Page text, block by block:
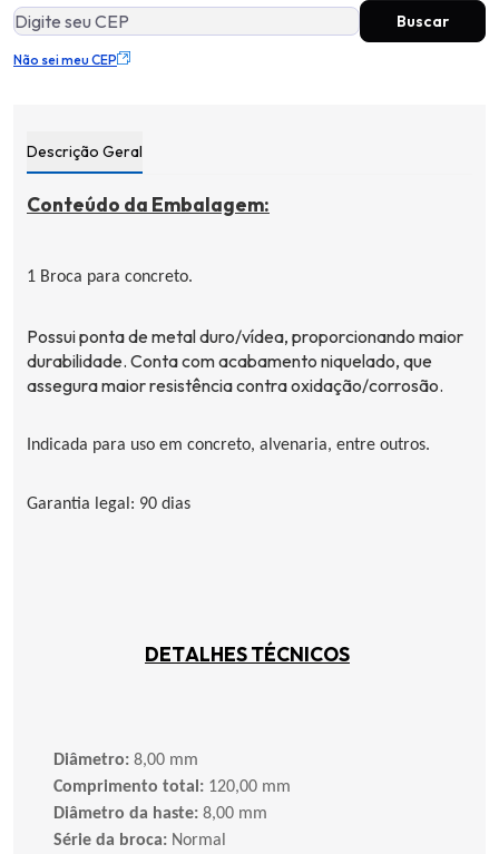
Não sei meu CEP
Descrição Geral
Conteúdo da Embalagem:
1 Broca para concreto.
Possui ponta de metal duro/vídea, proporcionando maior
durabilidade. Conta com acabamento niquelado, que
assegura maior resistência contra oxidação/corrosão.
Indicada para uso em concreto, alvenaria, entre outros.
Garantia legal: 90 dias
DETALHES TÉCNICOS
Diâmetro: 8,00 mm
Comprimento total: 120,00 mm
Diâmetro da haste: 8,00 mm
Série da broca: Normal